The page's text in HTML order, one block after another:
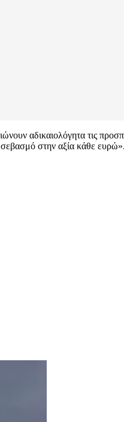
αδικαιολόγητα τις
σεβασμό στην αξία κάθε ευρώ».